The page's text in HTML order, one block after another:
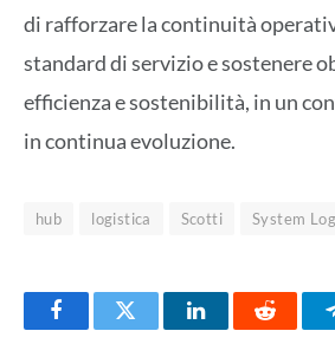
di rafforzare la continuità
standard di servizio e sostenere
efficienza e sostenibilità, in un
in continua evoluzione.
hub logistica Scotti System
FacebookTwitter LinkedInReddit